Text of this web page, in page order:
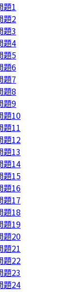
題1
題2
題3
題4
題5
題6
題7
題8
題9
題10
題11
題12
題13
題14
題15
題16
題17
題18
題19
題20
題21
題22
題23
題24